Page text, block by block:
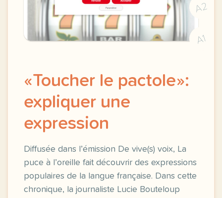
A2
A1
«Toucher le pactole»:
expliquer une
expression
Diffusée dans l’émission De vive(s) voix, La
puce à l’oreille fait découvrir des expressions
populaires de la langue française. Dans cette
chronique, la journaliste Lucie Bouteloup